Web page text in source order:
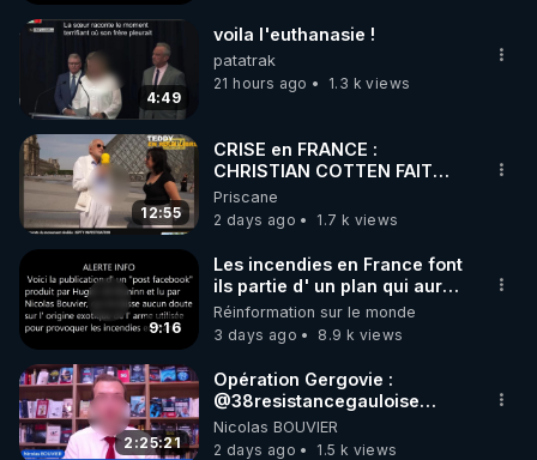
4:49
voila l'euthanasie !
patatrak
21 hours ago
1.3 k views
12:55
CRISE en FRANCE :
CHRISTIAN COTTEN FAIT
une étrange découverte
Priscane
2 days ago
1.7 k views
9:16
Les incendies en France font
ils partie d' un plan qui aurait
débuté le 11 septembre 2001
?
Réinformation sur le monde
3 days ago
8.9 k views
2:25:21
Opération Gergovie :
‪@38resistancegauloise‬
‪@MarionSigautOfficiel‬
‪@gladysriifard5710‬ Laëtitia
Nicolas BOUVIER
2 days ago
1.5 k views